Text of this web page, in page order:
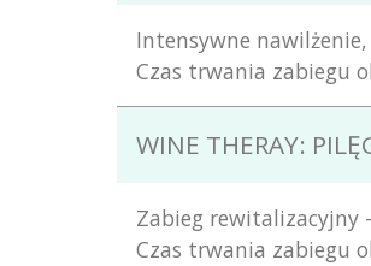
Intensywne
Czas trwania zabiegu
WINE THERAY:
Zabieg rewitalizacyjny
Czas trwania zabiegu